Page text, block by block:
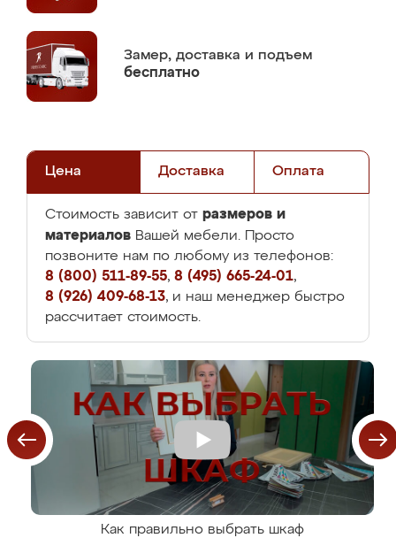
Замер, доставка и подъем
бесплатно
Цена Доставка Оплата
Стоимость зависит от размеров и
материалов Вашей мебели. Просто
позвоните нам по любому из телефонов:
8 (800) 511-89-55, 8 (495) 665-24-01,
8 (926) 409-68-13, и наш менеджер быстро
рассчитает стоимость.
Как правильно выбрать шкаф